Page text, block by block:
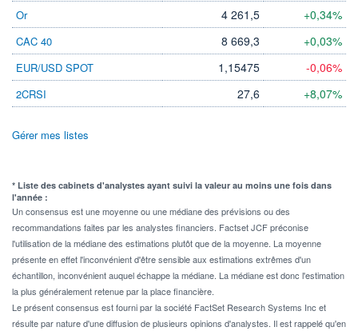
Or 4 261,5 +0,34%
CAC 40 8 669,3 +0,03%
EUR/USD SPOT 1,15475 -0,06%
2CRSI 27,6 +8,07%
Gérer mes listes
* Liste des cabinets d'analystes ayant suivi la valeur au moins une fois dans
l'année :
Un consensus est une moyenne ou une médiane des prévisions ou des
recommandations faites par les analystes financiers. Factset JCF préconise
l'utilisation de la médiane des estimations plutôt que de la moyenne. La moyenne
présente en effet l'inconvénient d'être sensible aux estimations extrêmes d'un
échantillon, inconvénient auquel échappe la médiane. La médiane est donc l'estimation
la plus généralement retenue par la place financière.
Le présent consensus est fourni par la société FactSet Research Systems Inc et
résulte par nature d'une diffusion de plusieurs opinions d'analystes. Il est rappelé qu'en